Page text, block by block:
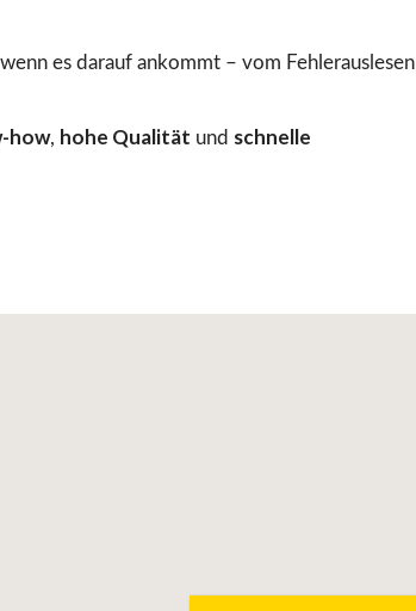
es darauf ankommt – vom Fehlerauslesen
how, hohe Qualität und schnelle